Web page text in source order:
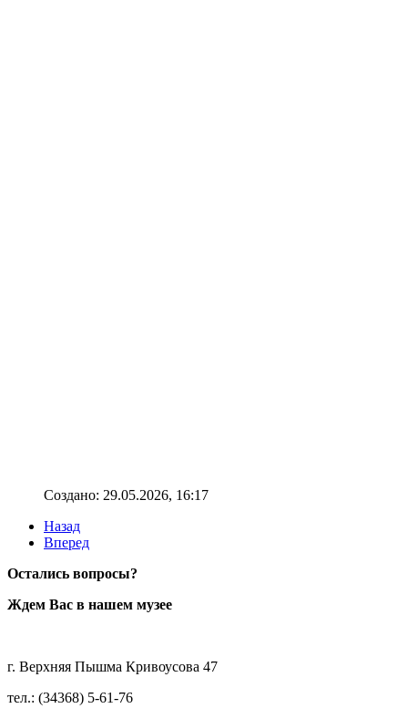
Создано: 29.05.2026, 16:17
Назад
Вперед
Остались вопросы?
Ждем Вас в нашем музее
г. Верхняя Пышма Кривоусова 47
тел.: (34368) 5-61-76